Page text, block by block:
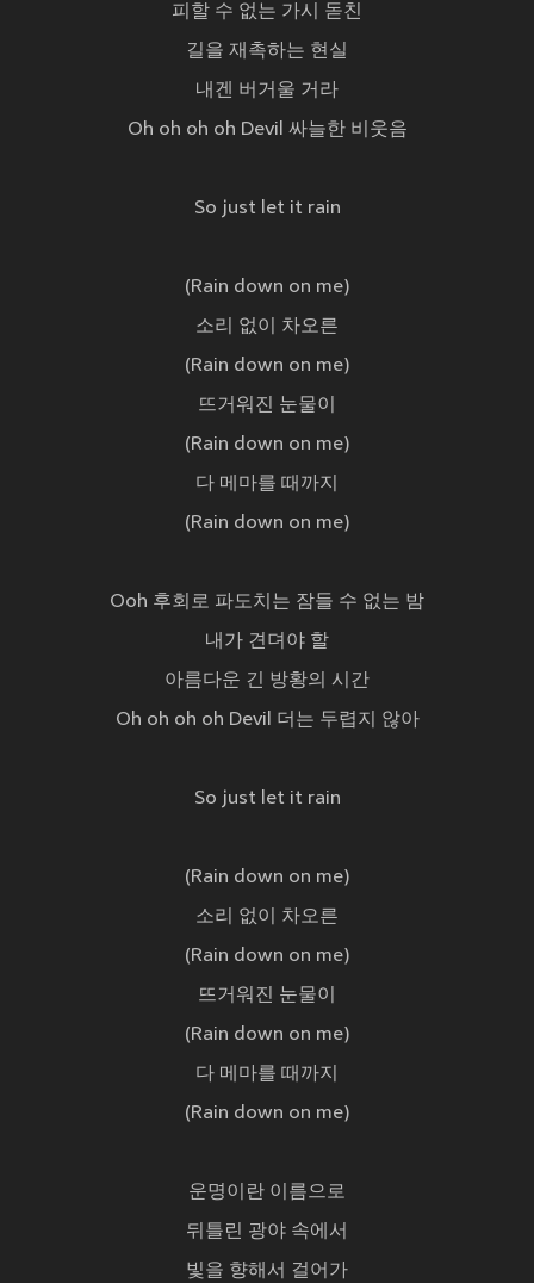
피할 수 없는 가시 돋친
길을 재촉하는 현실
내겐 버거울 거라
Oh oh oh oh Devil 싸늘한 비웃음
So just let it rain
(Rain down on me)
소리 없이 차오른
(Rain down on me)
뜨거워진 눈물이
(Rain down on me)
다 메마를 때까지
(Rain down on me)
Ooh 후회로 파도치는 잠들 수 없는 밤
내가 견뎌야 할
아름다운 긴 방황의 시간
Oh oh oh oh Devil 더는 두렵지 않아
So just let it rain
(Rain down on me)
소리 없이 차오른
(Rain down on me)
뜨거워진 눈물이
(Rain down on me)
다 메마를 때까지
(Rain down on me)
운명이란 이름으로
뒤틀린 광야 속에서
빛을 향해서 걸어가